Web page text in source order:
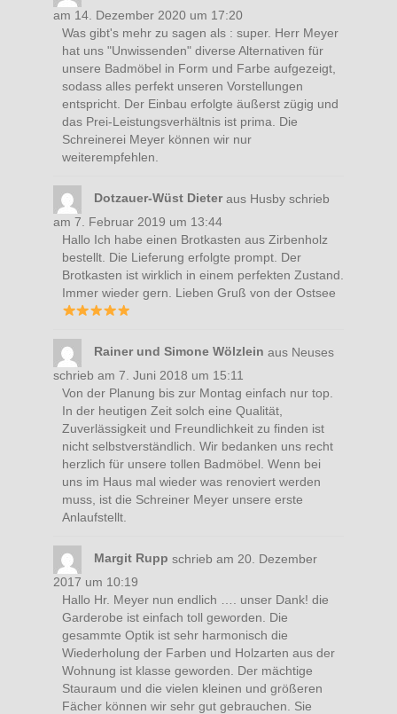
am 14. Dezember 2020 um 17:20
Was gibt's mehr zu sagen als : super. Herr Meyer
hat uns "Unwissenden" diverse Alternativen für
unsere Badmöbel in Form und Farbe aufgezeigt,
sodass alles perfekt unseren Vorstellungen
entspricht. Der Einbau erfolgte äußerst zügig und
das Prei-Leistungsverhältnis ist prima. Die
Schreinerei Meyer können wir nur
weiterempfehlen.
Dotzauer-Wüst Dieter aus Husby schrieb
am 7. Februar 2019 um 13:44
Hallo Ich habe einen Brotkasten aus Zirbenholz
bestellt. Die Lieferung erfolgte prompt. Der
Brotkasten ist wirklich in einem perfekten Zustand.
Immer wieder gern. Lieben Gruß von der Ostsee
Rainer und Simone Wölzlein aus Neuses
schrieb am 7. Juni 2018 um 15:11
Von der Planung bis zur Montag einfach nur top.
In der heutigen Zeit solch eine Qualität,
Zuverlässigkeit und Freundlichkeit zu finden ist
nicht selbstverständlich. Wir bedanken uns recht
herzlich für unsere tollen Badmöbel. Wenn bei
uns im Haus mal wieder was renoviert werden
muss, ist die Schreiner Meyer unsere erste
Anlaufstellt.
Margit Rupp schrieb am 20. Dezember
2017 um 10:19
Hallo Hr. Meyer nun endlich …. unser Dank! die
Garderobe ist einfach toll geworden. Die
gesammte Optik ist sehr harmonisch die
Wiederholung der Farben und Holzarten aus der
Wohnung ist klasse geworden. Der mächtige
Stauraum und die vielen kleinen und größeren
Fächer können wir sehr gut gebrauchen. Sie